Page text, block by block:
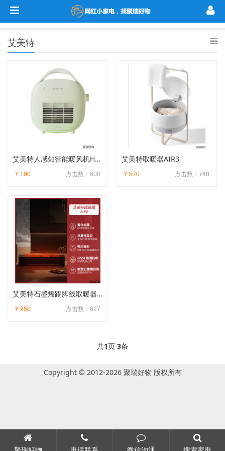
艾美特
艾美特人感知智能暖风机HP6-K3
点击数：600
¥ 190
艾美特取暖器AIR3
点击数：748
¥ 570
艾美特石墨烯踢脚线取暖器AIR6
点击数：627
¥ 950
共1页 3条
Copyright © 2012-2026 聚瑞好物 版权所有